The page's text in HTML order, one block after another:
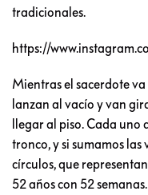
tradicionales.
https://
Mientras el sacerdote
lanzan al vacío y van
llegar al piso. Cada uno
tronco, y si sumamos
círculos, que
52 años con 52 semanas.